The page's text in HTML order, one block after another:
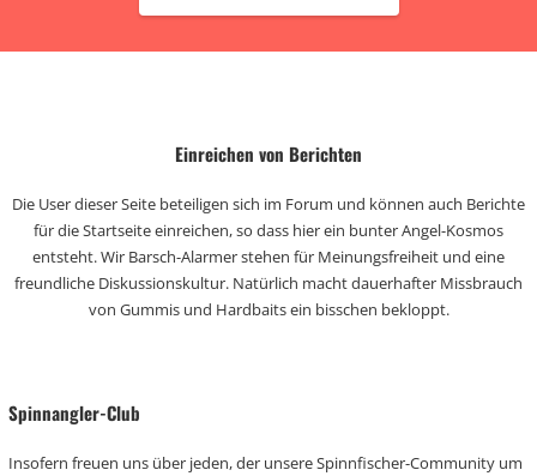
Einreichen von Berichten
Die User dieser Seite beteiligen sich im Forum und können auch Berichte
für die Startseite einreichen, so dass hier ein bunter Angel-Kosmos
entsteht. Wir Barsch-Alarmer stehen für Meinungsfreiheit und eine
freundliche Diskussionskultur. Natürlich macht dauerhafter Missbrauch
von Gummis und Hardbaits ein bisschen bekloppt.
Spinnangler-Club
Insofern freuen uns über jeden, der unsere Spinnfischer-Community um